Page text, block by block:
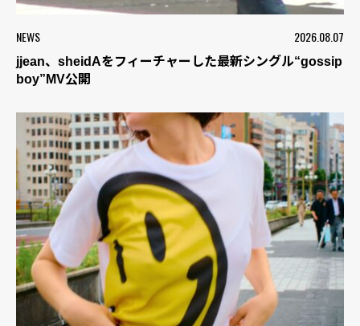
NEWS 2026.08.07
jjean、sheidAをフィーチャーした最新シングル“gossip
boy”MV公開